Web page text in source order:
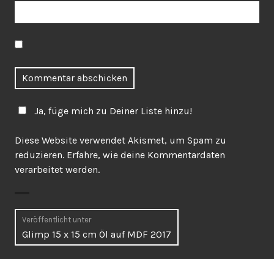
Ja, füge mich zu Deiner Liste hinzu!
Diese Website verwendet Akismet, um Spam zu
reduzieren. Erfahre, wie deine Kommentardaten
verarbeitet werden.
Beitragsnavigation
Veröffentlicht unter
Glimp 15 x 15 cm Öl auf MDF 2017